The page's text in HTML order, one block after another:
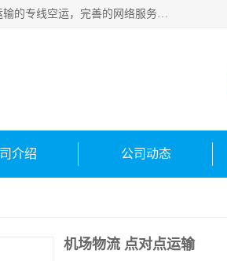
武汉本泰航空服务有限公司，专业服务航空托运普通包裹，信件资料，食品，服装，快消品等运输的专线空运，完善的网络服务确保为客户提供准确、*、安全的“门对门”服务，本着“诚信为本、精诚合作”的服务宗旨.“以安全运输为保障，以运价合理要求市场”的经营理念。武汉机场货运、武汉航空物流、武汉空运、武汉天河国际机场东方、南方、国际航空、机场空运业务覆盖国内二三线机场城市，如：武汉-敦煌、武汉-柳州等
介绍 公司动态
机场物流 点对点运输